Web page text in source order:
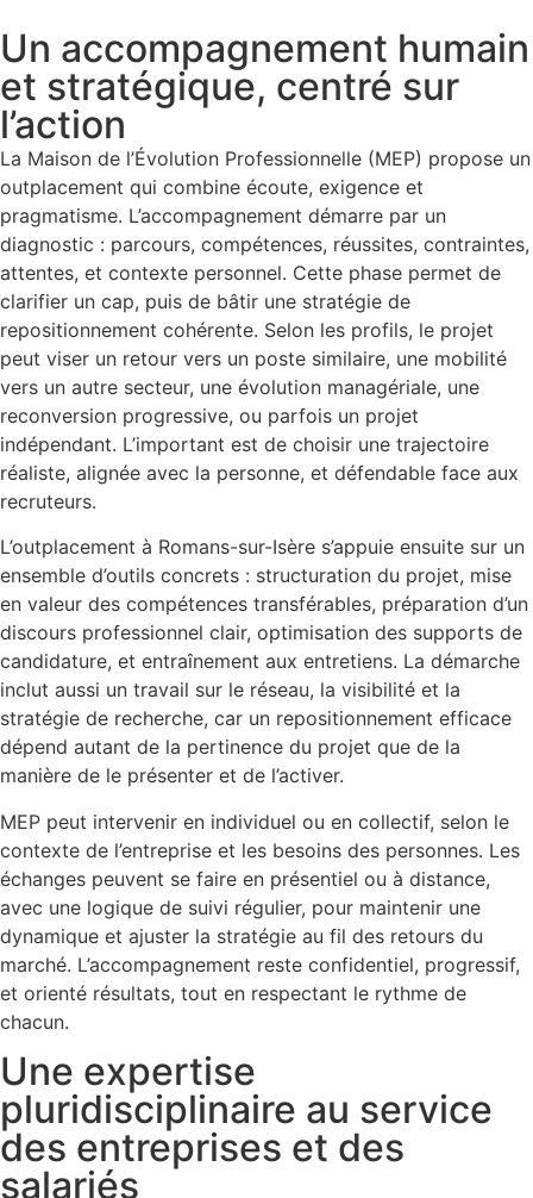
Un accompagnement humain
et stratégique, centré sur
l’action
La Maison de l’Évolution Professionnelle (MEP) propose un
outplacement qui combine écoute, exigence et
pragmatisme. L’accompagnement démarre par un
diagnostic : parcours, compétences, réussites, contraintes,
attentes, et contexte personnel. Cette phase permet de
clarifier un cap, puis de bâtir une stratégie de
repositionnement cohérente. Selon les profils, le projet
peut viser un retour vers un poste similaire, une mobilité
vers un autre secteur, une évolution managériale, une
reconversion progressive, ou parfois un projet
indépendant. L’important est de choisir une trajectoire
réaliste, alignée avec la personne, et défendable face aux
recruteurs.
L’outplacement à Romans-sur-Isère s’appuie ensuite sur un
ensemble d’outils concrets : structuration du projet, mise
en valeur des compétences transférables, préparation d’un
discours professionnel clair, optimisation des supports de
candidature, et entraînement aux entretiens. La démarche
inclut aussi un travail sur le réseau, la visibilité et la
stratégie de recherche, car un repositionnement efficace
dépend autant de la pertinence du projet que de la
manière de le présenter et de l’activer.
MEP peut intervenir en individuel ou en collectif, selon le
contexte de l’entreprise et les besoins des personnes. Les
échanges peuvent se faire en présentiel ou à distance,
avec une logique de suivi régulier, pour maintenir une
dynamique et ajuster la stratégie au fil des retours du
marché. L’accompagnement reste confidentiel, progressif,
et orienté résultats, tout en respectant le rythme de
chacun.
Une expertise
pluridisciplinaire au service
des entreprises et des
salariés